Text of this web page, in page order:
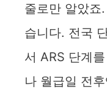
줄로만 알았죠
습니다. 전국
서 ARS 단계
나 월급일 전